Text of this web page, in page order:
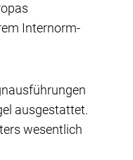
Internorm-
ausgestattet.
wesentlich